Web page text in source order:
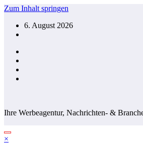
Zum Inhalt springen
6. August 2026
Ihre Werbeagentur, Nachrichten- &
×